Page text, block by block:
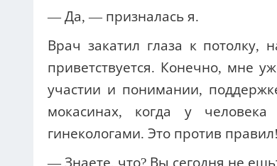
— Да, — призналась я.
Врач закатил глаза к
приветствуется. Конечно, мне
участии и понимании,
мокасинах, когда у
гинекологами. Это против правил!
— Знаете, что? Вы сегодня не